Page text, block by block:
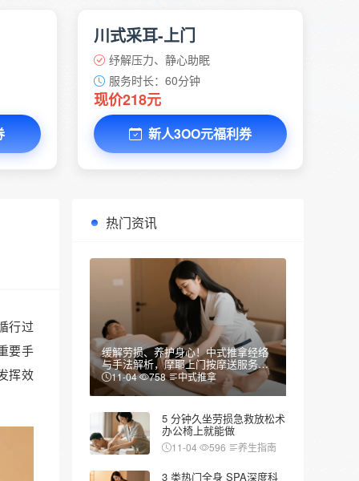
川式采耳-上门
纾解压力、静心助眠
服务时长：60分钟
现价218元
新人3OO元福利券
行过
要手
挥效
热门资讯
缓解劳损、养护身心！中式推拿经络
与手法解析，摩耶上门按摩送服务到
家11-04 758 中式推拿
5 分钟久坐劳损急救放松术
办公椅上就能做
11-04 596 养生指南
3 类热门全身 SPA深度科